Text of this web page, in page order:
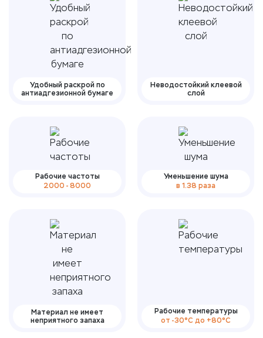
Удобный раскрой по
антиадгезионной бумаге
Неводостойкий клеевой
слой
Рабочие частоты
2000 - 8000
Уменьшение шума
в 1.38 раза
Материал не имеет
неприятного запаха
Рабочие температуры
от -30°С до +80°С